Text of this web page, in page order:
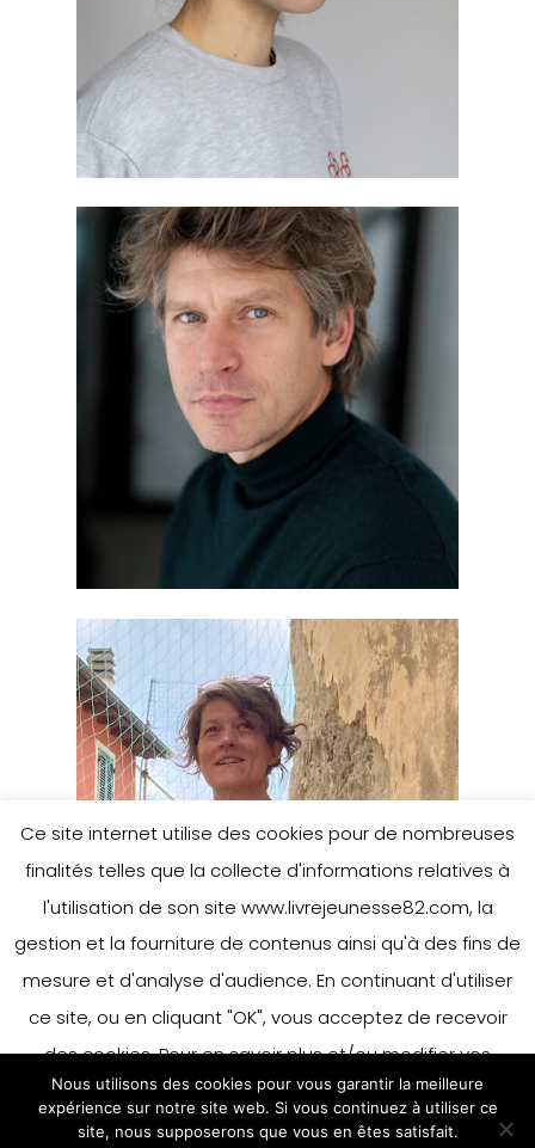
Ce site internet utilise des cookies pour de nombreuses
finalités telles que la collecte d'informations relatives à
l'utilisation de son site www.livrejeunesse82.com, la
gestion et la fourniture de contenus ainsi qu'à des fins de
mesure et d'analyse d'audience. En continuant d'utiliser
ce site, ou en cliquant "OK", vous acceptez de recevoir
des cookies. Pour en savoir plus et/ou modifier vos
préférences en matière de cookies, merci de vous référer
à notre politique sur les cookies.
Accepter
Nous utilisons des cookies pour vous garantir la meilleure
expérience sur notre site web. Si vous continuez à utiliser ce
site, nous supposerons que vous en êtes satisfait.